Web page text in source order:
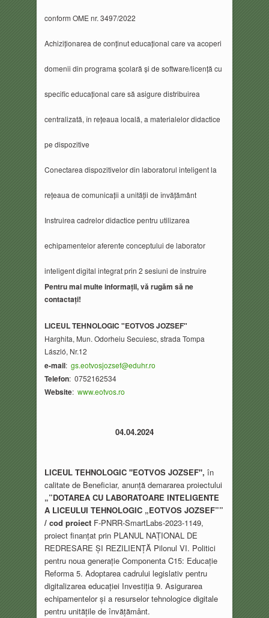
conform OME nr. 3497/2022
Achiziționarea de conținut educațional care va acoperi
domenii din programa școlară și de software/licență cu
specific educațional care să asigure distribuirea
centralizată, în rețeaua locală, a materialelor didactice
pe dispozitive
Conectarea dispozitivelor din laboratorul inteligent la
rețeaua de comunicații a unității de învățământ
Instruirea cadrelor didactice pentru utilizarea
echipamentelor aferente conceptului de laborator
inteligent digital integrat prin 2 sesiuni de instruire
Pentru mai multe informații, vă rugăm să ne
contactați!
LICEUL TEHNOLOGIC "EOTVOS JOZSEF"
Harghita, Mun. Odorheiu Secuiesc, strada Tompa
László, Nr.12
e-mail: gs.eotvosjozsef@eduhr.ro
Telefon: 0752162534
Website: www.eotvos.ro
04.04.2024
LICEUL TEHNOLOGIC "EOTVOS JOZSEF", în
calitate de Beneficiar, anunță demararea proiectului
„”DOTAREA CU LABORATOARE INTELIGENTE
A LICEULUI TEHNOLOGIC „EOTVOS JOZSEF””
/ cod proiect F-PNRR-SmartLabs-2023-1149,
proiect finanțat prin PLANUL NAȚIONAL DE
REDRESARE ȘI REZILIENȚĂ Pilonul VI. Politici
pentru noua generație Componenta C15: Educație
Reforma 5. Adoptarea cadrului legislativ pentru
digitalizarea educației Investiția 9. Asigurarea
echipamentelor și a resurselor tehnologice digitale
pentru unitățile de învățământ.